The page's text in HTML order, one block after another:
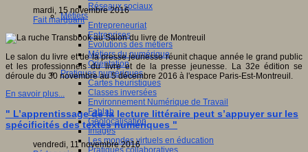
Réseaux sociaux
Métiers
Entrepreneuriat
Entreprises
Evolutions des métiers
Métiers du numérique
Orientation
Pratiques numériques
Cartes heuristiques
Classes inversées
Environnement Numérique de Travail
Fablab
Géolocalisation
Images
Les mondes virtuels en éducation
Pratiques collaboratives
mardi, 15 novembre 2016
Fait marquant
Le salon du livre et de la presse jeunesse réunit chaque année le grand public
et les professionnels du livre et de la presse jeunesse. La 32e édition se
déroule du 30 novembre au 5 décembre 2016 à l'espace Paris-Est-Montreuil.
En savoir plus...
" L’apprentissage de la lecture littéraire peut s’appuyer sur les
spécificités des textes numériques "
vendredi, 11 novembre 2016